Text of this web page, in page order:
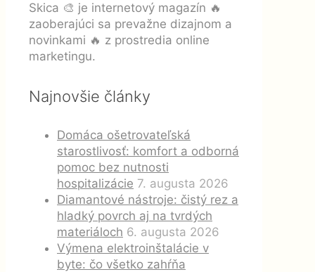
Skica 🎨 je internetový magazín 🔥
zaoberajúci sa prevažne dizajnom a
novinkami 🔥 z prostredia online
marketingu.
Najnovšie články
Domáca ošetrovateľská
starostlivosť: komfort a odborná
pomoc bez nutnosti
hospitalizácie 7. augusta 2026
Diamantové nástroje: čistý rez a
hladký povrch aj na tvrdých
materiáloch 6. augusta 2026
Výmena elektroinštalácie v
byte: čo všetko zahŕňa